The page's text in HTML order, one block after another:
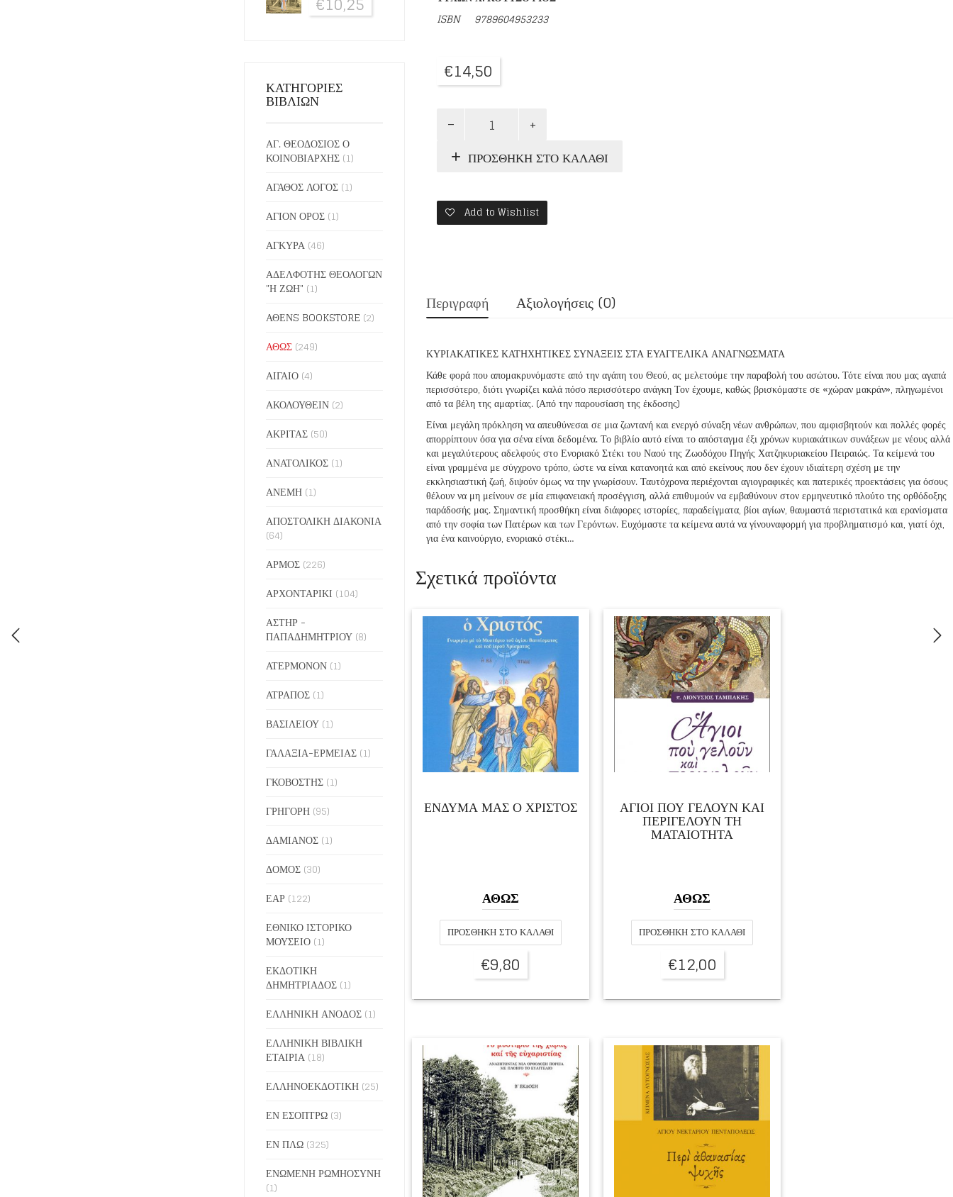
ISBN
9789604953233
€14,50
ΘΕΟ
ΜΕ
ΠΡΟΣΘΉΚΗ ΣΤΟ ΚΑΛΆΘΙ
Add to Wishlist
Περιγραφή Αξιολογήσεις (0)
ΚΥΡΙΑΚΑΤΙΚΕΣ ΚΑΤΗΧΗΤΙΚΕΣ ΣΥΝΑΞΕΙΣ ΣΤΑ ΕΥΑΓΓΕΛΙΚΑ ΑΝΑΓΝΩΣΜΑΤΑ
Κάθε φορά που απομακρυνόμαστε από την αγάπη του Θεού, ας μελετούμε την παραβολή του ασώτου. Τότε είναι που μας αγαπά
περισσότερο, διότι γνωρίζει καλά πόσο περισσότερο ανάγκη Τον έχουμε, καθώς βρισκόμαστε σε «χώραν μακράν», πληγωμένοι
από τα βέλη της αμαρτίας. (Από την παρουσίαση της έκδοσης)
Είναι μεγάλη πρόκληση να απευθύνεσαι σε μια ζωντανή και ενεργό σύναξη νέων ανθρώπων, που αμφισβητούν και πολλές φορές
απορρίπτουν όσα για σένα είναι δεδομένα. Το βιβλίο αυτό είναι το απόσταγμα έξι χρόνων κυριακάτικων συνάξεων με νέους αλλά
και μεγαλύτερους αδελφούς στο Ενοριακό Στέκι του Ναού της Ζωοδόχου Πηγής Χατζηκυριακείου Πειραιώς. Τα κείμενά του
είναι γραμμένα με σύγχρονο τρόπο, ώστε να είναι κατανοητά και από εκείνους που δεν έχουν ιδιαίτερη σχέση με την
εκκλησιαστική ζωή, διψούν όμως να την γνωρίσουν. Ταυτόχρονα περιέχονται αγιογραφικές και πατερικές προεκτάσεις για όσους
θέλουν να μη μείνουν σε μία επιφανειακή προσέγγιση, αλλά επιθυμούν να εμβαθύνουν στον ερμηνευτικό πλούτο της ορθόδοξης
παράδοσής μας. Σημαντική προσθήκη είναι διάφορες ιστορίες, παραδείγματα, βίοι αγίων, θαυμαστά περιστατικά και ερανίσματα
από την σοφία των Πατέρων και των Γερόντων. Ευχόμαστε τα κείμενα αυτά να γίνουναφορμή για προβληματισμό και, γιατί όχι,
για ένα καινούργιο, ενοριακό στέκι…
Σχετικά προϊόντα
ΕΝΔΥΜΑ ΜΑΣ Ο ΧΡΙΣΤΟΣ
ΑΘΩΣ
ΠΡΟΣΘΉΚΗ ΣΤΟ ΚΑΛΆΘΙ
€9,80
ΑΓΙΟΙ ΠΟΥ ΓΕΛΟΥΝ ΚΑΙ
ΠΕΡΙΓΕΛΟΥΝ ΤΗ
ΜΑΤΑΙΟΤΗΤΑ
ΑΘΩΣ
ΠΡΟΣΘΉΚΗ ΣΤΟ ΚΑΛΆΘΙ
€12,00
ΚΑΤΗΓΟΡΙΕΣ
ΒΙΒΛΙΩΝ
ΑΓ. ΘΕΟΔΟΣΙΟΣ Ο
ΚΟΙΝΟΒΙΑΡΧΗΣ (1)
ΑΓΑΘΟΣ ΛΟΓΟΣ (1)
ΑΓΙΟΝ ΟΡΟΣ (1)
ΑΓΚΥΡΑ (46)
ΑΔΕΛΦΟΤΗΣ ΘΕΟΛΟΓΩΝ
"Η ΖΩΗ" (1)
ΑΘΕΝS BOOKSTORE (2)
ΑΘΩΣ (249)
ΑΙΓΑΙΟ (4)
ΑΚΟΛΟΥΘΕΙΝ (2)
ΑΚΡΙΤΑΣ (50)
ΑΝΑΤΟΛΙΚΟΣ (1)
ΑΝΕΜΗ (1)
ΑΠΟΣΤΟΛΙΚΗ ΔΙΑΚΟΝΙΑ
(64)
ΑΡΜΟΣ (226)
ΑΡΧΟΝΤΑΡΙΚΙ (104)
ΑΣΤΗΡ -
ΠΑΠΑΔΗΜΗΤΡΙΟΥ (8)
ΑΤΕΡΜΟΝΟΝ (1)
ΑΤΡΑΠΟΣ (1)
ΒΑΣΙΛΕΙΟΥ (1)
ΓΑΛΑΞΙΑ-ΕΡΜΕΙΑΣ (1)
ΓΚΟΒΟΣΤΗΣ (1)
ΓΡΗΓΟΡΗ (95)
ΔΑΜΙΑΝΟΣ (1)
ΔΟΜΟΣ (30)
ΕΑΡ (122)
ΕΘΝΙΚΟ ΙΣΤΟΡΙΚΟ
ΜΟΥΣΕΙΟ (1)
ΕΚΔΟΤΙΚΗ
ΔΗΜΗΤΡΙΑΔΟΣ (1)
ΕΛΛΗΝΙΚΗ ΑΝΟΔΟΣ (1)
ΕΛΛΗΝΙΚΗ ΒΙΒΛΙΚΗ
ΕΤΑΙΡΙΑ (18)
ΕΛΛΗΝΟΕΚΔΟΤΙΚΗ (25)
ΕΝ ΕΣΟΠΤΡΩ (3)
ΕΝ ΠΛΩ (325)
ΕΝΩΜΕΝΗ ΡΩΜΗΟΣΥΝΗ
(1)